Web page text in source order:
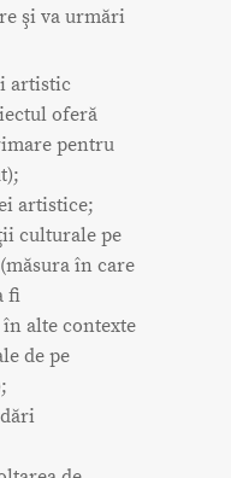
şi va urmări
artistic
oferă
pentru
artistice;
culturale pe
în care
fi
alte contexte
de pe